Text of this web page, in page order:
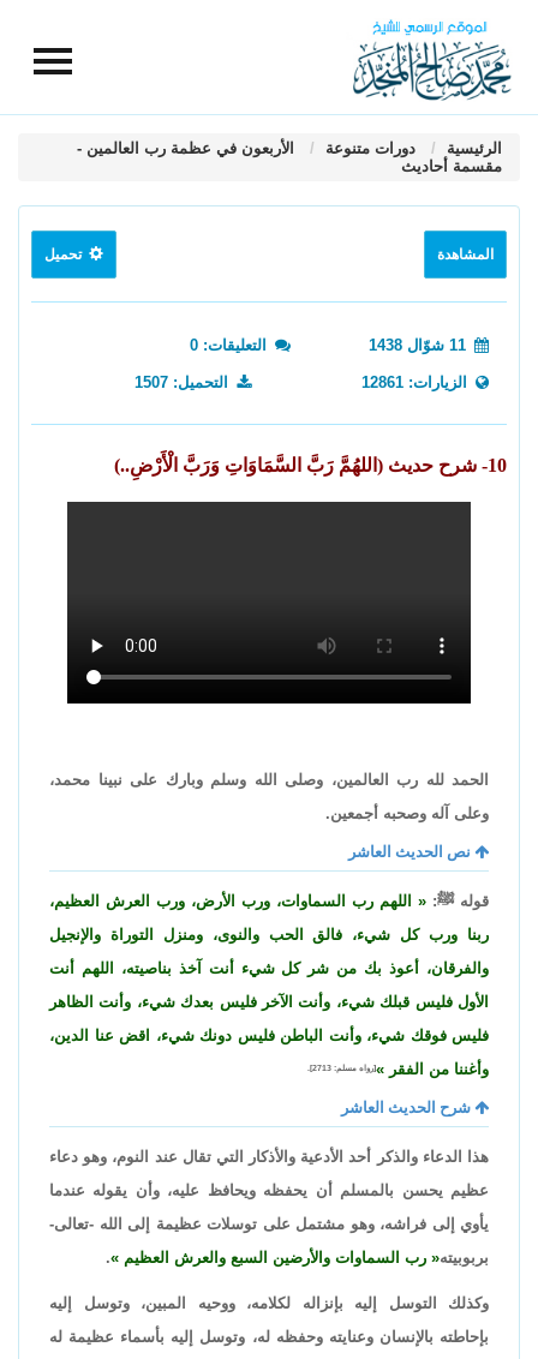
الرئيسية دورات متنوعة
الأربعون في عظمة رب العالمين -
مقسمة أحاديث
المشاهدة تحميل
التعليقات: 0
الزيارات: 12861 التحميل: 1507
10- شرح حديث (اللهُمَّ رَبَّ السَّمَاوَاتِ وَرَبَّ الْأَرْضِ..)
الحمد لله رب العالمين، وصلى الله وسلم وبارك على نبينا محمد،
وعلى آله وصحبه أجمعين.
نص الحديث العاشر
قوله ﷺ:
اللهم رب السماوات، ورب الأرض، ورب العرش العظيم،
ربنا ورب كل شيء، فالق الحب والنوى، ومنزل التوراة والإنجيل
والفرقان، أعوذ بك من شر كل شيء أنت آخذ بناصيته، اللهم أنت
الأول فليس قبلك شيء، وأنت الآخر فليس بعدك شيء، وأنت الظاهر
فليس فوقك شيء، وأنت الباطن فليس دونك شيء، اقض عنا الدين،
وأغننا من الفقر
[رواه مسلم: 2713].
شرح الحديث العاشر
هذا الدعاء والذكر أحد الأدعية والأذكار التي تقال عند النوم، وهو دعاء
عظيم يحسن بالمسلم أن يحفظه ويحافظ عليه، وأن يقوله عندما
يأوي إلى فراشه، وهو مشتمل على توسلات عظيمة إلى الله -تعالى-
بربوبيته
رب السماوات والأرضين السبع والعرش العظيم .
وكذلك التوسل إليه بإنزاله لكلامه، ووحيه المبين، وتوسل إليه
بإحاطته بالإنسان وعنايته وحفظه له، وتوسل إليه بأسماء عظيمة له